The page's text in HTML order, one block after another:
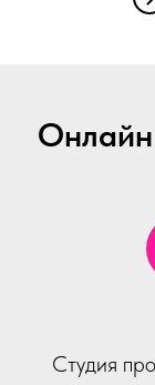
Студия